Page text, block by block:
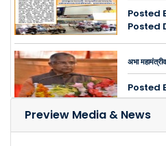
Posted
Posted
अभा
Posted
Posted
Preview Media & News